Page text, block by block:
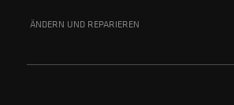
ÄNDERN UND REPARIEREN